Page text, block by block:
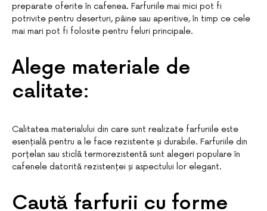
preparate oferite în cafenea. Farfuriile mai mici pot fi
potrivite pentru deserturi, pâine sau aperitive, în timp ce cele
mai mari pot fi folosite pentru feluri principale.
Alege materiale de
calitate:
Calitatea materialului din care sunt realizate farfuriile este
esențială pentru a le face rezistente și durabile. Farfuriile din
porțelan sau sticlă termorezistentă sunt alegeri populare în
cafenele datorită rezistenței și aspectului lor elegant.
Caută farfurii cu forme